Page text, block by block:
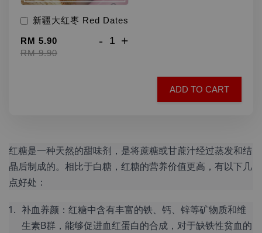
新疆大红枣 Red Dates
RM 5.90
RM 9.90
- +
ADD TO CART
红糖是一种天然的甜味剂，是将蔗糖或甘蔗汁经过蒸发和结
晶后制成的。相比于白糖，红糖的营养价值更高，有以下几
点好处：
补血养颜：红糖中含有丰富的铁、钙、锌等矿物质和维
生素B群，能够促进血红蛋白的合成，对于缺铁性贫血的